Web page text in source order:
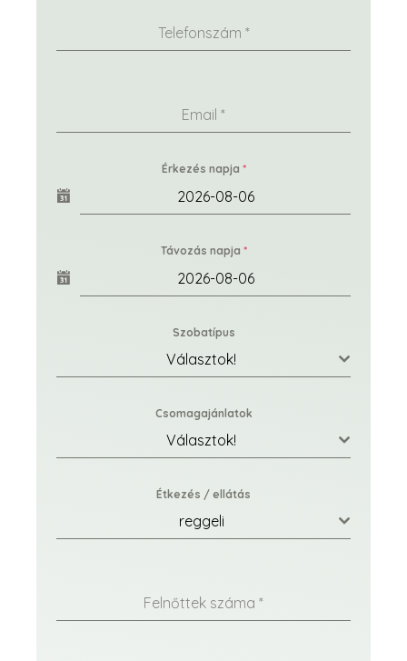
Telefonszám *
Email *
Érkezés napja *
Távozás napja *
Szobatípus
Választok!
Csomagajánlatok
Választok!
Étkezés / ellátás
reggeli
Felnőttek száma *